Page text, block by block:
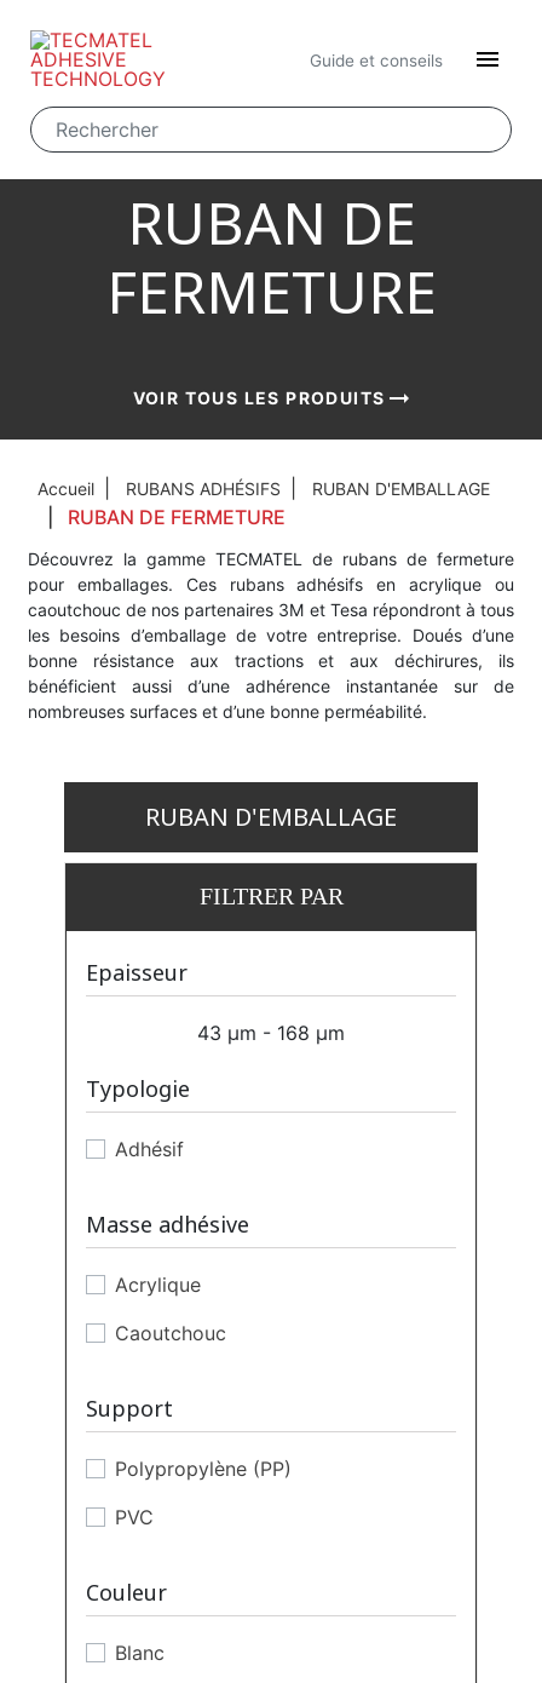
Guide et conseils 
RUBAN DE
FERMETURE
VOIR TOUS LES PRODUITS arrow_right_alt
VOIR TOUS LES PRODUITS arrow_right_alt
VOIR TOUS LES PRODUITS arrow_right_alt
Accueil RUBANS ADHÉSIFS RUBAN D'EMBALLAGE
RUBAN DE FERMETURE
Découvrez la gamme TECMATEL de rubans de fermeture
pour emballages. Ces rubans adhésifs en acrylique ou
caoutchouc de nos partenaires 3M et Tesa répondront à tous
les besoins d’emballage de votre entreprise. Doués d’une
bonne résistance aux tractions et aux déchirures, ils
bénéficient aussi d’une adhérence instantanée sur de
nombreuses surfaces et d’une bonne perméabilité.
RUBAN D'EMBALLAGE
FILTRER PAR
Epaisseur
43 µm - 168 µm
Typologie
Adhésif
Masse adhésive
Acrylique
Caoutchouc
Support
Polypropylène (PP)
PVC
Couleur
Blanc